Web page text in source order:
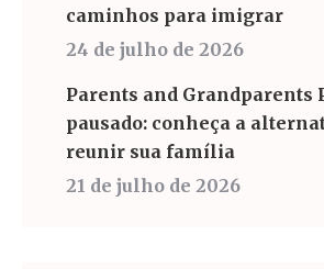
caminhos para imigrar
24 de julho de 2026
Parents and Grandparents
pausado: conheça a
reunir sua família
21 de julho de 2026